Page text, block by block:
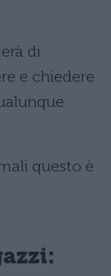
di
e chiedere
questo è